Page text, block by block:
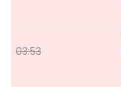
03:53